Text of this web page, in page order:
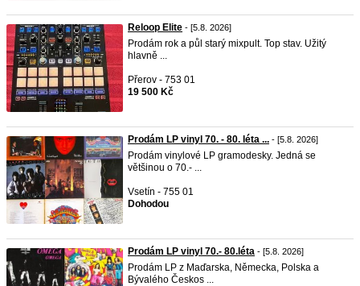
Reloop Elite - [5.8. 2026]
Prodám rok a půl starý mixpult. Top stav. Užitý
hlavně ...
Přerov - 753 01
19 500 Kč
Prodám LP vinyl 70. - 80. léta ... - [5.8. 2026]
Prodám vinylové LP gramodesky. Jedná se
většinou o 70.- ...
Vsetín - 755 01
Dohodou
Prodám LP vinyl 70.- 80.léta - [5.8. 2026]
Prodám LP z Maďarska, Německa, Polska a
Bývalého Českos ...